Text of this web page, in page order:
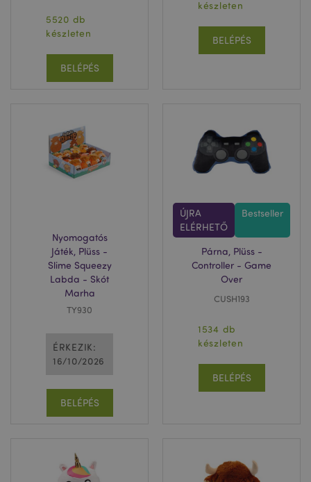
5520 db
készleten
BELÉPÉS
készleten
BELÉPÉS
Nyomogatós
Játék, Plüss -
Slime Squeezy
Labda - Skót
Marha
TY930
ÉRKEZIK:
16/10/2026
BELÉPÉS
ÚJRA
ELÉRHETŐ
Bestseller
Párna, Plüss -
Controller - Game
Over
CUSH193
1534 db
készleten
BELÉPÉS